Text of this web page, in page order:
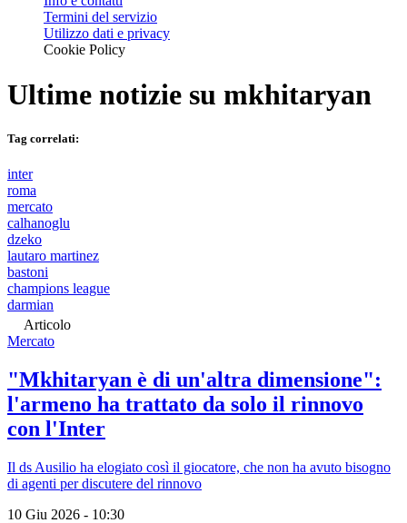
Termini del servizio
Utilizzo dati e privacy
Cookie Policy
Ultime notizie su mkhitaryan
Tag correlati:
inter
roma
mercato
calhanoglu
dzeko
lautaro martinez
bastoni
champions league
darmian
Articolo
Mercato
"Mkhitaryan è di un'altra dimensione":
l'armeno ha trattato da solo il rinnovo
con l'Inter
Il ds Ausilio ha elogiato così il giocatore, che non ha avuto bisogno
di agenti per discutere del rinnovo
10 Giu 2026 - 10:30